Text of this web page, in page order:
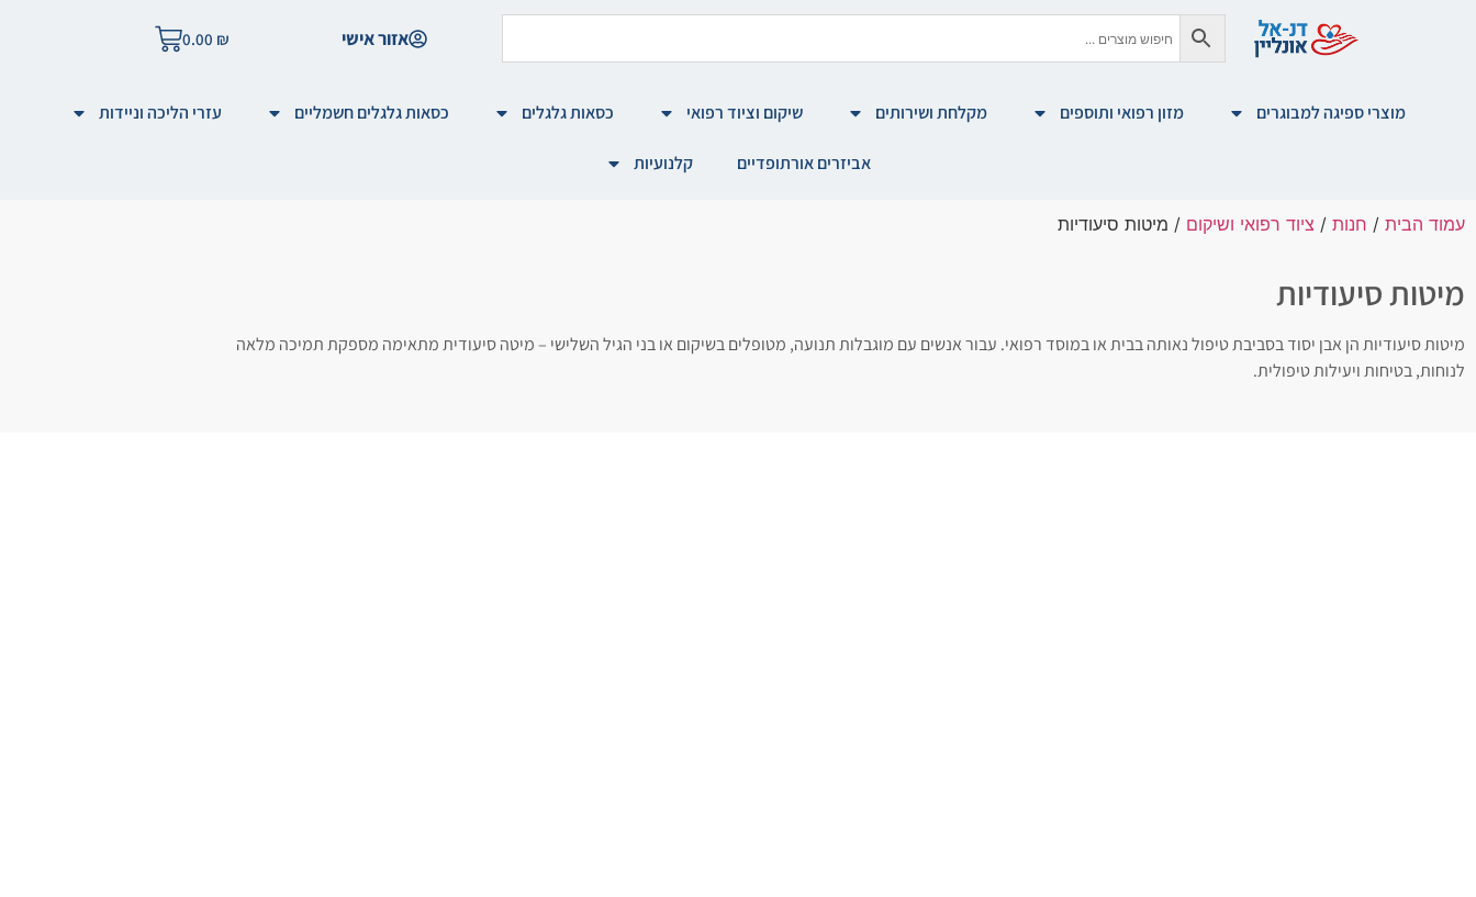
אזור אישי 0.00 ₪
מוצרי ספיגה למבוגרים מזון רפואי ותוספים מקלחת ושירותים שיקום וציוד רפואי כסאות גלגלים כסאות גלגלים חשמליים עזרי הליכה וניידות
אביזרים אורתופדיים קלנועיות
עמוד הבית / חנות / ציוד רפואי ושיקום / מיטות סיעודיות
מיטות סיעודיות
מיטות סיעודיות הן אבן יסוד בסביבת טיפול נאותה בבית או במוסד רפואי. עבור אנשים עם מוגבלות תנועה, מטופלים בשיקום או בני הגיל השלישי – מיטה סיעודית מתאימה מספקת תמיכה מלאה
לנוחות, בטיחות ויעילות טיפולית.